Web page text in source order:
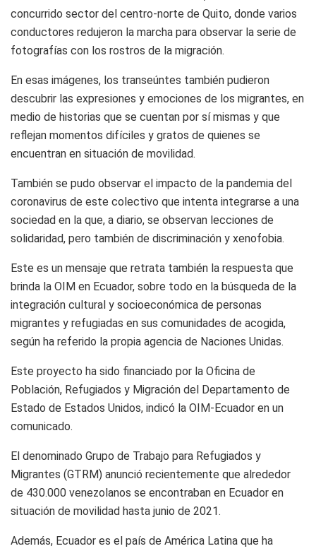
concurrido sector del centro-norte de Quito, donde varios
conductores redujeron la marcha para observar la serie de
fotografías con los rostros de la migración.
En esas imágenes, los transeúntes también pudieron
descubrir las expresiones y emociones de los migrantes, en
medio de historias que se cuentan por sí mismas y que
reflejan momentos difíciles y gratos de quienes se
encuentran en situación de movilidad.
También se pudo observar el impacto de la pandemia del
coronavirus de este colectivo que intenta integrarse a una
sociedad en la que, a diario, se observan lecciones de
solidaridad, pero también de discriminación y xenofobia.
Este es un mensaje que retrata también la respuesta que
brinda la OIM en Ecuador, sobre todo en la búsqueda de la
integración cultural y socioeconómica de personas
migrantes y refugiadas en sus comunidades de acogida,
según ha referido la propia agencia de Naciones Unidas.
Este proyecto ha sido financiado por la Oficina de
Población, Refugiados y Migración del Departamento de
Estado de Estados Unidos, indicó la OIM-Ecuador en un
comunicado.
El denominado Grupo de Trabajo para Refugiados y
Migrantes (GTRM) anunció recientemente que alrededor
de 430.000 venezolanos se encontraban en Ecuador en
situación de movilidad hasta junio de 2021.
Además, Ecuador es el país de América Latina que ha